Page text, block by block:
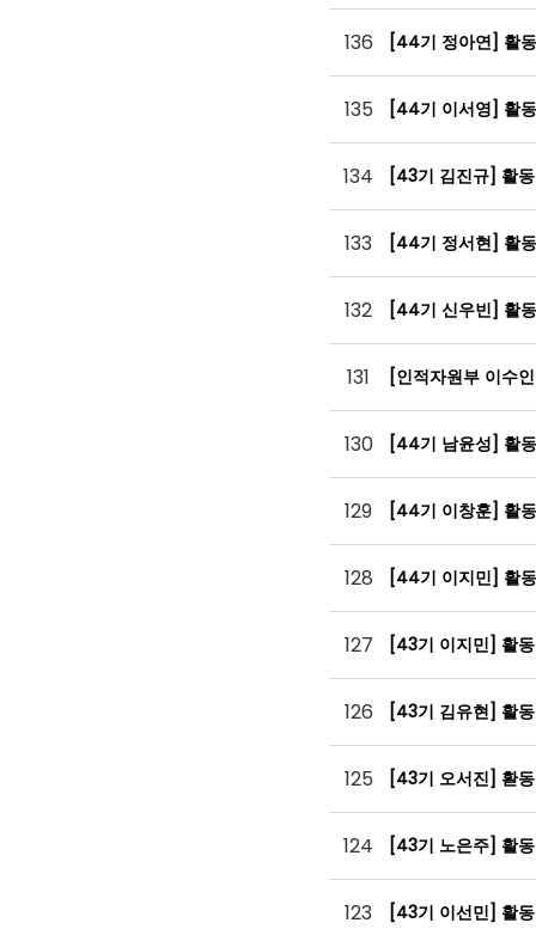
136 [44기 정아연] 활
135 [44기 이서영] 활
134 [43기 김진규] 활
133 [44기 정서현] 활
132 [44기 신우빈] 활
131 [인적자원부 이수
130 [44기 남윤성] 활
129 [44기 이창훈] 활
128 [44기 이지민] 활
127 [43기 이지민] 활
126 [43기 김유현] 활
125 [43기 오서진] 홛
124 [43기 노은주] 활
123 [43기 이선민] 활